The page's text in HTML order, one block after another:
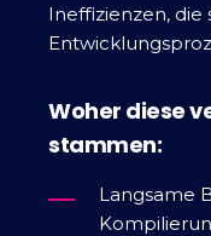
Ineffizienzen,
Woher diese
stammen:
Langsame